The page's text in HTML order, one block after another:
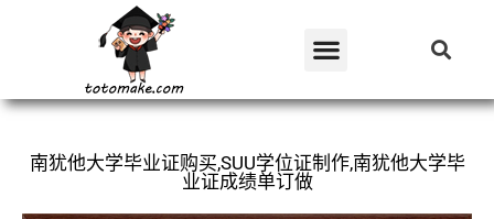
南犹他大学毕业证购买,SUU学位证制作,南犹他大学毕
业证成绩单订做